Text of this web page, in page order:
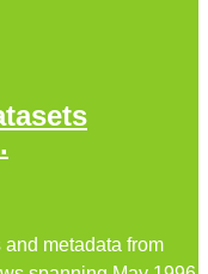
metadata from